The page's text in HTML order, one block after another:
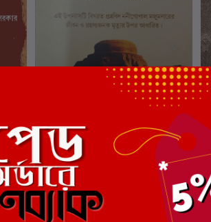
কার্টে যোগ করুন
একটি মৃত্যু ও পুনর্জন্ম
লেখক:প্রতিভা সরকার
₹275.00